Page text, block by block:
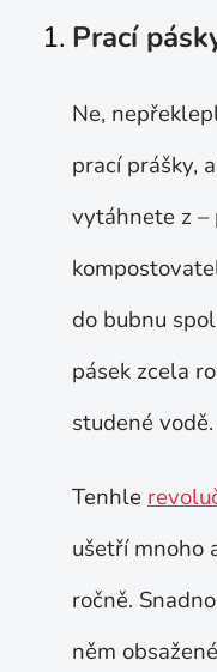
Prací
Ne,
prací prášky,
vytáhnete z
do bubnu
pásek zcela
studené vodě.
Tenhle
ušetří mnoho
ročně.
něm